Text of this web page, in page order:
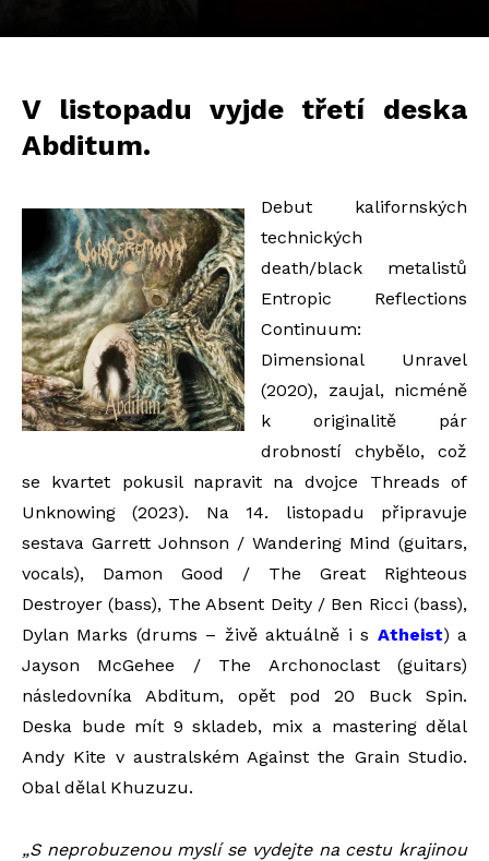
V listopadu vyjde třetí deska
Abditum.
Debut kalifornských
technických
death/black metalistů
Entropic Reflections
Continuum:
Dimensional Unravel
(2020), zaujal, nicméně
k originalitě pár
drobností chybělo, což
se kvartet pokusil napravit na dvojce Threads of
Unknowing (2023). Na 14. listopadu připravuje
sestava Garrett Johnson / Wandering Mind (guitars,
vocals), Damon Good / The Great Righteous
Destroyer (bass), The Absent Deity / Ben Ricci (bass),
Dylan Marks (drums – živě aktuálně i s Atheist) a
Jayson McGehee / The Archonoclast (guitars)
následovníka Abditum, opět pod 20 Buck Spin.
Deska bude mít 9 skladeb, mix a mastering dělal
Andy Kite v australském Against the Grain Studio.
Obal dělal Khuzuzu.
„S neprobuzenou myslí se vydejte na cestu krajinou